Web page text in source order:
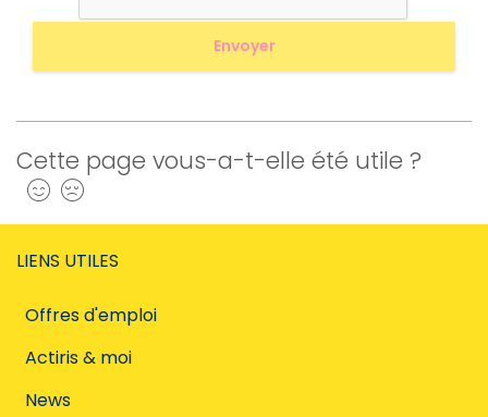
Cette page vous-a-t-elle été utile ?
Oui
LIENS UTILES
Offres d'emploi
Actiris & moi
News